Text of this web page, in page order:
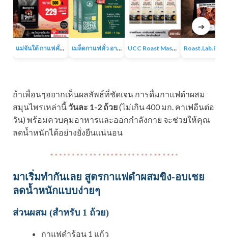
แม่จันใต้ กาแฟคั่ว หอม เข้ม เมล็ดกาแฟคั่ว อาราบิก้า 100% 1KG UCC Roast Master กาแฟคั่วบด 250 ก.
➔
ถ้าเพื่อนๆอยากเห็นผลลัพธ์ที่ชัดเจน การดื่มกาแฟดำผสม
สมุนไพรเหล่านี้วันละ 1-2 ถ้วย(ไม่เกิน 400 มก. คาเฟอีนต่อ
วัน) พร้อมควบคุมอาหารและออกกำลังกาย จะช่วยให้คุณ
ลดน้ำหนักได้อย่างยั่งยืนแน่นอน
มาเริ่มทำกันเลย สูตรกาแฟดำผสมขิง-อบเชย
ลดน้ำหนักแบบง่ายๆ
ส่วนผสม (สำหรับ 1 ถ้วย)
กาแฟดำร้อน 1 แก้ว